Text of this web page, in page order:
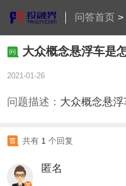
问答首页>
大众概念悬浮车是
2021-01-26
问题描述： 大众概念悬浮
共有 1 个回复
匿名